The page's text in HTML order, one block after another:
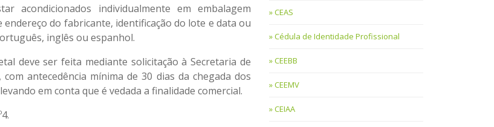
individualmente em embalagem
do fabricante, identificação do lote e data ou
inglês ou espanhol.
deve ser feita mediante solicitação à Secretaria de
antecedência mínima de 30 dias da chegada dos
em conta que é vedada a finalidade comercial.
CEAS
Cédula de Identidade Profissional
CEEBB
CEEMV
CEIAA